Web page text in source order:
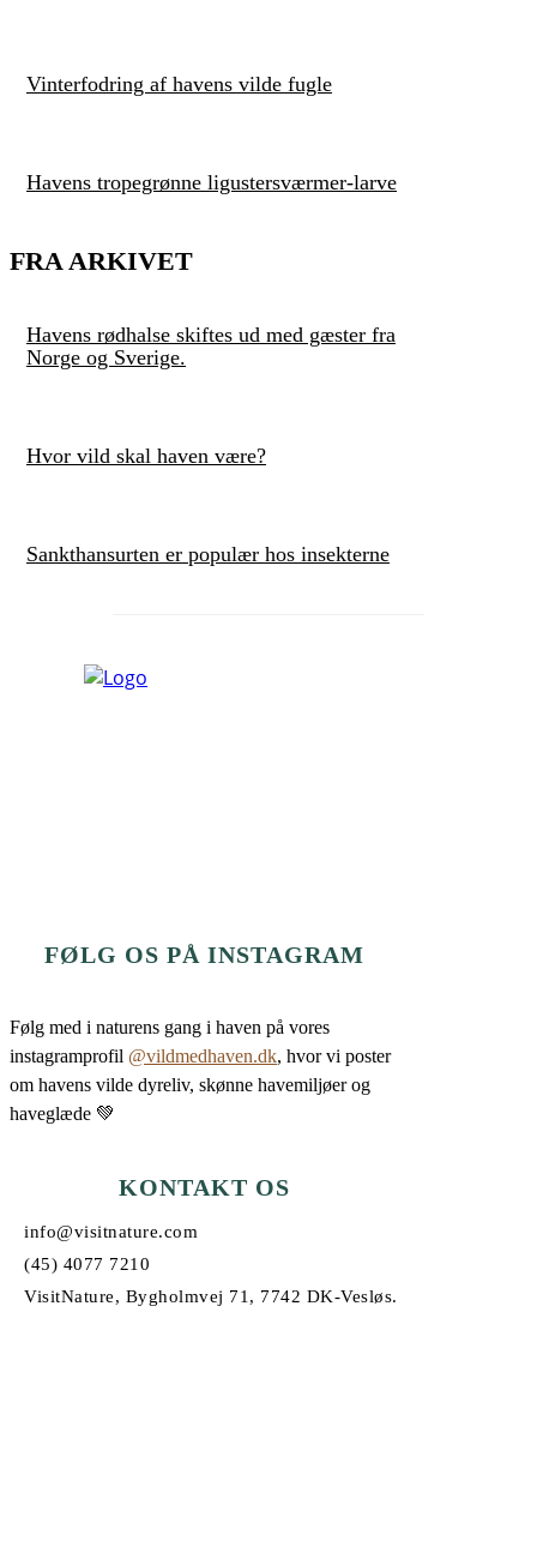
Vinterfodring af havens vilde fugle
Havens tropegrønne ligustersværmer-larve
FRA ARKIVET
Havens rødhalse skiftes ud med gæster fra
Norge og Sverige.
Hvor vild skal haven være?
Sankthansurten er populær hos insekterne
FØLG OS PÅ INSTAGRAM
Følg med i naturens gang i haven på vores
instagramprofil @vildmedhaven.dk, hvor vi poster
om havens vilde dyreliv, skønne havemiljøer og
haveglæde 💚
KONTAKT OS
info@visitnature.com
(45) 4077 7210
VisitNature, Bygholmvej 71, 7742 DK-Vesløs.